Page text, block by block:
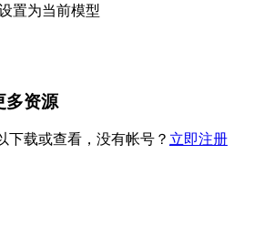
置为当前模型
多资源
下载或查看，没有帐号？ 立即注册